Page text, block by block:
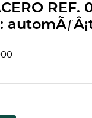
REF.
-